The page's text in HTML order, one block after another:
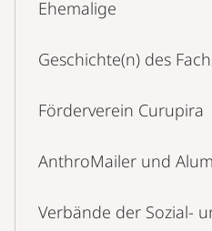
Ehemalige
Geschichte(n) des
Förderverein Curupira
AnthroMailer und
Verbände der Sozial-